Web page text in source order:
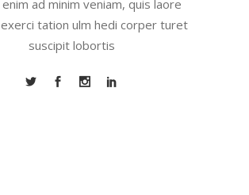
ad minim veniam, quis laore
tation ulm hedi corper turet
suscipit lobortis